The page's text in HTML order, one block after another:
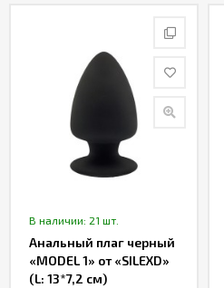
В наличии: 21 шт.
Анальный плаг черный
«MODEL 1» от «SILEXD»
(L: 13*7,2 см)